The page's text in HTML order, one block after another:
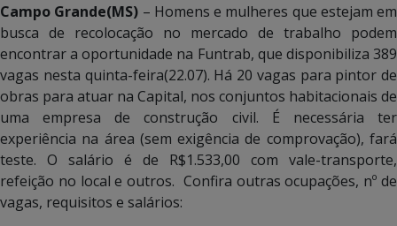
Campo Grande(MS) – Homens e mulheres que estejam em
busca de recolocação no mercado de trabalho podem
encontrar a oportunidade na Funtrab, que disponibiliza 389
vagas nesta quinta-feira(22.07). Há 20 vagas para pintor de
obras para atuar na Capital, nos conjuntos habitacionais de
uma empresa de construção civil. É necessária ter
experiência na área (sem exigência de comprovação), fará
teste. O salário é de R$1.533,00 com vale-transporte,
refeição no local e outros. Confira outras ocupações, nº de
vagas, requisitos e salários: